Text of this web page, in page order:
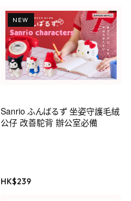
NEW
Sanrio ふんばるず 坐姿守護毛絨
公仔 改善駝背 辦公室必備
HK$239